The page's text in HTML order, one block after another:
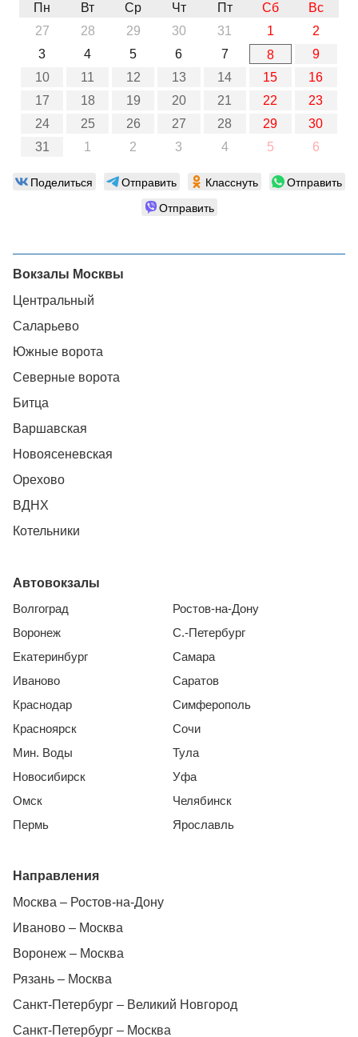
Пн
Вт Ср Чт Пт Сб
Вс
27
28 29 30 31 1
2
3
4 5 6 7 8
9
10
11 12 13 14 15
16
17
18 19 20 21 22
23
24
25 26 27 28 29
30
31
1 2 3 4 5 6
Поделиться Отправить Класснуть
Отправить
Отправить
Вокзалы Москвы
Центральный
Саларьево
Южные ворота
Северные ворота
Битца
Варшавская
Новоясеневская
Орехово
ВДНХ
Котельники
Автовокзалы
Волгоград
Воронеж
Екатеринбург
Иваново
Краснодар
Красноярск
Мин. Воды
Новосибирск
Омск
Пермь
Ростов-на-Дону
С.-Петербург
Самара
Саратов
Симферополь
Сочи
Тула
Уфа
Челябинск
Ярославль
Направления
Москва – Ростов-на-Дону
Иваново – Москва
Воронеж – Москва
Рязань – Москва
Санкт-Петербург – Великий Новгород
Санкт-Петербург – Москва